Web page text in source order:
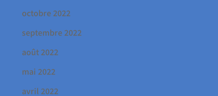
octobre 2022
septembre 2022
août 2022
mai 2022
avril 2022